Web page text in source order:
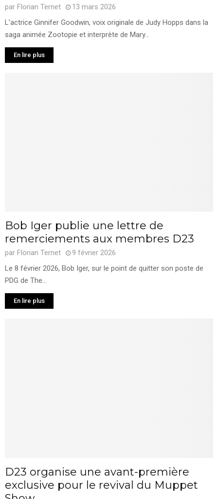
par Florian Ternet
13 mars 2026
L’actrice Ginnifer Goodwin, voix originale de Judy Hopps dans la
saga animée Zootopie et interprète de Mary...
En lire plus
Bob Iger publie une lettre de
remerciements aux membres D23
par Florian Ternet
9 février 2026
Le 8 février 2026, Bob Iger, sur le point de quitter son poste de
PDG de The...
En lire plus
D23 organise une avant-première
exclusive pour le revival du Muppet